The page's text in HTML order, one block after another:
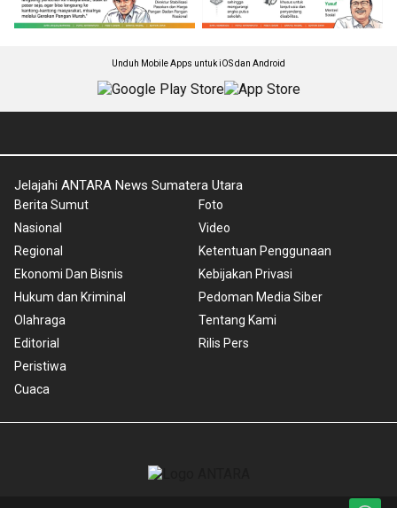
Unduh Mobile Apps untuk iOS dan Android
Jelajahi ANTARA News Sumatera Utara
Berita Sumut
Nasional
Regional
Ekonomi Dan Bisnis
Hukum dan Kriminal
Olahraga
Editorial
Peristiwa
Cuaca
Foto
Video
Ketentuan Penggunaan
Kebijakan Privasi
Pedoman Media Siber
Tentang Kami
Rilis Pers